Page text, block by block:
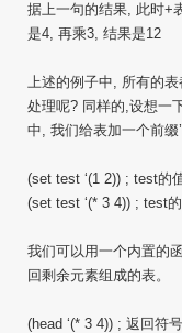
据上一句的结果, 此时+
是4, 再乘3, 结果是12
上述的例子中, 所有的
处理呢? 同样的,设想一
中, 我们给表加一个前缀
(set test ‘(1 2)) ; test的
(set test ‘(* 3 4)) ; test
我们可以用一个内置的
回剩余元素组成的表。
(head ‘(* 3 4)) ; 返回符